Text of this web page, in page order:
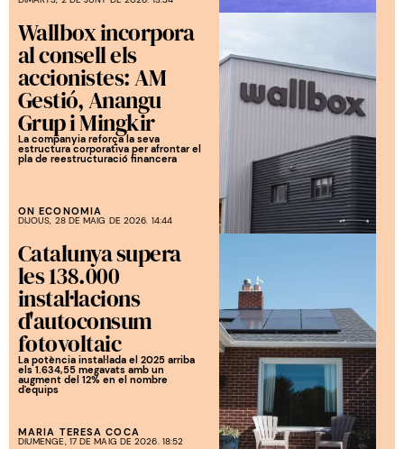
Wallbox incorpora
al consell els
accionistes: AM
Gestió, Anangu
Grup i Mingkir
La companyia reforça la seva
estructura corporativa per afrontar el
pla de reestructuració financera
ON ECONOMIA
DIJOUS, 28 DE MAIG DE 2026. 14:44
Catalunya supera
les 138.000
instal·lacions
d'autoconsum
fotovoltaic
La potència instal·lada el 2025 arriba
els 1.634,55 megavats amb un
augment del 12% en el nombre
d'equips
MARIA TERESA COCA
DIUMENGE, 17 DE MAIG DE 2026. 18:52